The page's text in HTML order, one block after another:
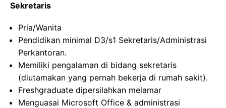
Sekretaris
Pria/Wanita
Pendidikan minimal D3/s1 Sekretaris/Administrasi
Perkantoran.
Memiliki pengalaman di bidang sekretaris
(diutamakan yang pernah bekerja di rumah sakit).
Freshgraduate dipersilahkan melamar
Menguasai Microsoft Office & administrasi